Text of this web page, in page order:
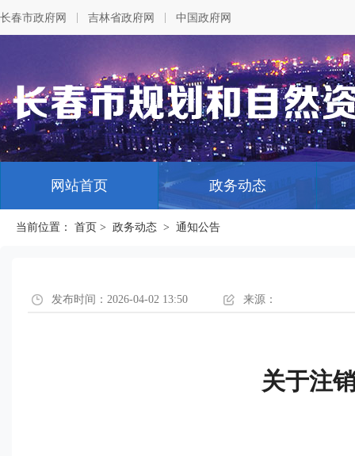
长春市政府网 吉林省政府网 中国政府网
网站首页 政务动态
当前位置： 首页 > 政务动态 > 通知公告
发布时间：2026-04-02 13:50 来源：
关于注